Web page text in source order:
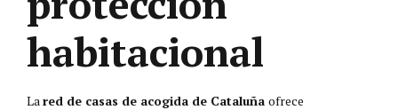
habitacional
La red de casas de acogida de Cataluña ofrece